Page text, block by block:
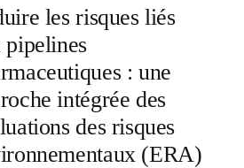
les risques liés
pipelines
: une
intégrée des
des risques
(ERA)